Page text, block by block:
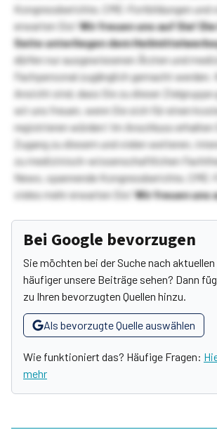
Kongressberichte, CME-Fortbildungen und
erwarten Sie!Wir freuen uns auf Sie!
Seite unterliegen dem
dürfen nur ausgewiesenen Ärzten und
Fachpersonal zugänglich gemacht werden.
Ansicht sind, dass Sie zu dieser Zielgruppe
wir uns freuen, wenn Sie sich für einen
registrieren würden! Im Anschluss
Zugang zu diesem und vielen weiteren,
zu medizinisch-wissenschaftlichen
News, spannende Kongressberichte, CME-
vieles mehr erwarten Sie!Wir freuen uns
Bei Google bevorzugen
Sie möchten bei der Suche nach
häufiger unsere Beiträge sehen? Dann
zu Ihren bevorzugten Quellen hinzu.
Als bevorzugte Quelle auswählen
Wie funktioniert das? Häufige Fragen:
mehr